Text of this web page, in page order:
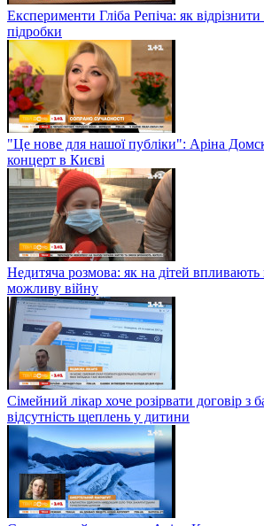
Експерименти Гліба Репіча: як
підробки
"Це нове для нашої публіки": Аріна
концерт в Києві
Недитяча розмова: як на дітей
можливу війну
Сімейний лікар хоче розірвати договір з
відсутність щеплень у дитини